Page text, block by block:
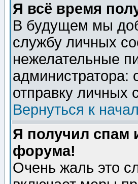
Я всё время
В будущем мы
службу личных
нежелательные
администратора:
отправку личных
Вернуться к
Я получил спам
форума!
Очень жаль это